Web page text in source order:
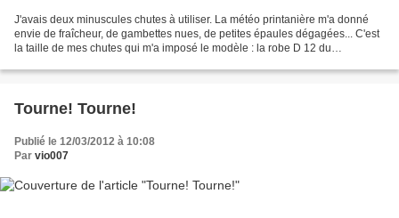
J'avais deux minuscules chutes à utiliser. La météo printanière m'a donné
envie de fraîcheur, de gambettes nues, de petites épaules dégagées... C'est
la taille de mes chutes qui m'a imposé le modèle : la robe D 12 du
Tourne! Tourne!
Publié le 12/03/2012 à 10:08
Par vio007